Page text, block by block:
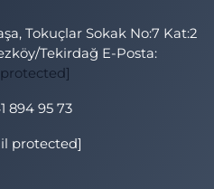
Tokuçlar Sokak No:7 Kat:2
Tekirdağ E-Posta:
894 95 73
protected]